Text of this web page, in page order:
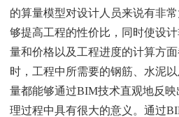
的算量模型对设计人员来说有非
够提高工程的性价比，同时使设
量和价格以及工程进度的计算方
时，工程中所需要的钢筋、水泥
量都能够通过BIM技术直观地反
理过程中具有很大的意义。通过